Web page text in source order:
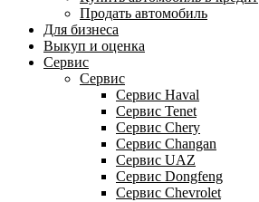
Продать автомобиль
Для бизнеса
Выкуп и оценка
Сервис
Сервис
Сервис Haval
Сервис Tenet
Сервис Chery
Сервис Changan
Сервис UAZ
Сервис Dongfeng
Сервис Chevrolet